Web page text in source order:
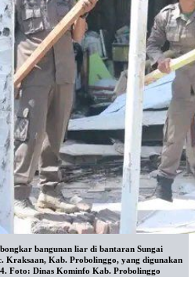
bangunan liar di bantaran Sungai
Kraksaan, Kab. Probolinggo, yang digunakan
Foto: Dinas Kominfo Kab. Probolinggo